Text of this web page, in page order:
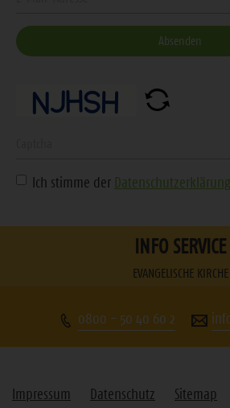
YoutubeAbsenden
Ihre
E-
Adresse
die
Zeichenfolge
Ich stimme der Datenschutzerklärung
INFO SERVICE
EVANGELISCHE KIRCHE
0800 - 50 40 60 2
Impressum Datenschutz Sitemap